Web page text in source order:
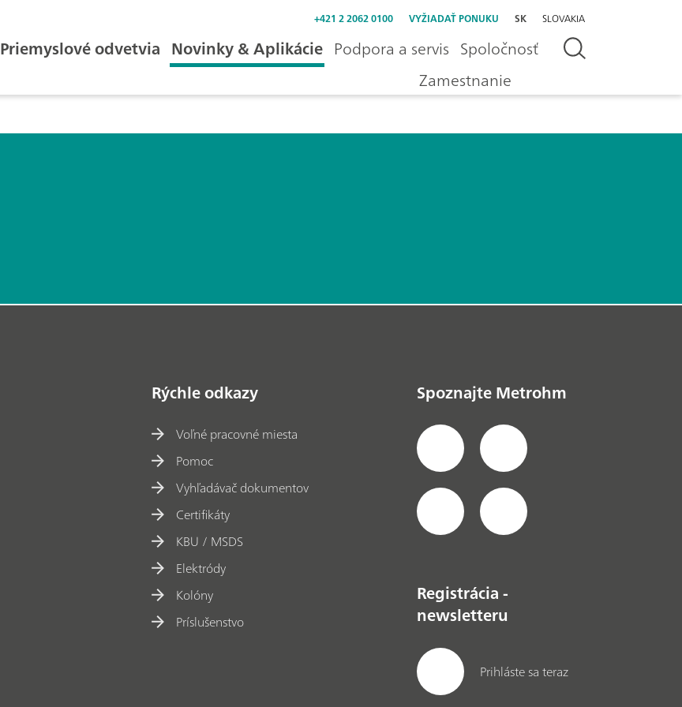
+421 2 2062 0100 VYŽIADAŤ PONUKU SK SLOVAKIA
Priemyslové odvetvia Novinky & Aplikácie Podpora a servis Spoločnosť
Zamestnanie
Rýchle odkazy
Voľné pracovné miesta
Pomoc
Vyhľadávač dokumentov
Certifikáty
KBU / MSDS
Elektródy
Kolóny
Príslušenstvo
Spoznajte Metrohm
Registrácia -
newsletteru
Prihláste sa teraz